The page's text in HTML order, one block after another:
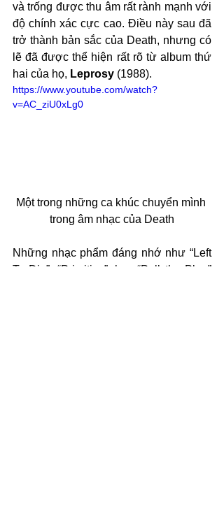
và trống được thu âm rất rành mạnh với
độ chính xác cực cao. Điều này sau đã
trở thành bản sắc của Death, nhưng có
lẽ đã được thể hiện rất rõ từ album thứ
hai của họ, Leprosy (1988).
https://www.youtube.com/watch?
v=AC_ziU0xLg0
Một trong những ca khúc chuyển mình
trong âm nhạc của Death
Những nhạc phẩm đáng nhớ như “Left
To Die”, “Primitive”, hay “Pull the Plug”